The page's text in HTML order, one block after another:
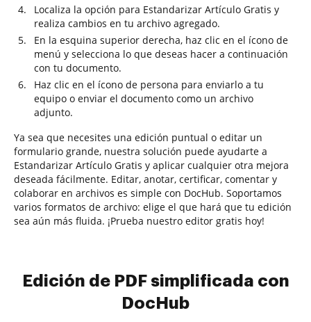
Localiza la opción para Estandarizar Artículo Gratis y
realiza cambios en tu archivo agregado.
En la esquina superior derecha, haz clic en el ícono de
menú y selecciona lo que deseas hacer a continuación
con tu documento.
Haz clic en el ícono de persona para enviarlo a tu
equipo o enviar el documento como un archivo
adjunto.
Ya sea que necesites una edición puntual o editar un
formulario grande, nuestra solución puede ayudarte a
Estandarizar Artículo Gratis y aplicar cualquier otra mejora
deseada fácilmente. Editar, anotar, certificar, comentar y
colaborar en archivos es simple con DocHub. Soportamos
varios formatos de archivo: elige el que hará que tu edición
sea aún más fluida. ¡Prueba nuestro editor gratis hoy!
Edición de PDF simplificada con
DocHub